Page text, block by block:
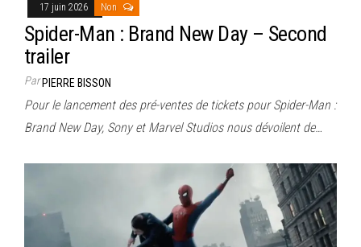
17 juin 2026 Non
Spider-Man : Brand New Day – Second
trailer
ParPIERRE BISSON
Pour le lancement des pré-ventes de tickets pour Spider-Man :
Brand New Day, Sony et Marvel Studios nous dévoilent de…